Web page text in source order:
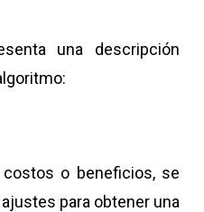
una descripción
o beneficios, se
para obtener una